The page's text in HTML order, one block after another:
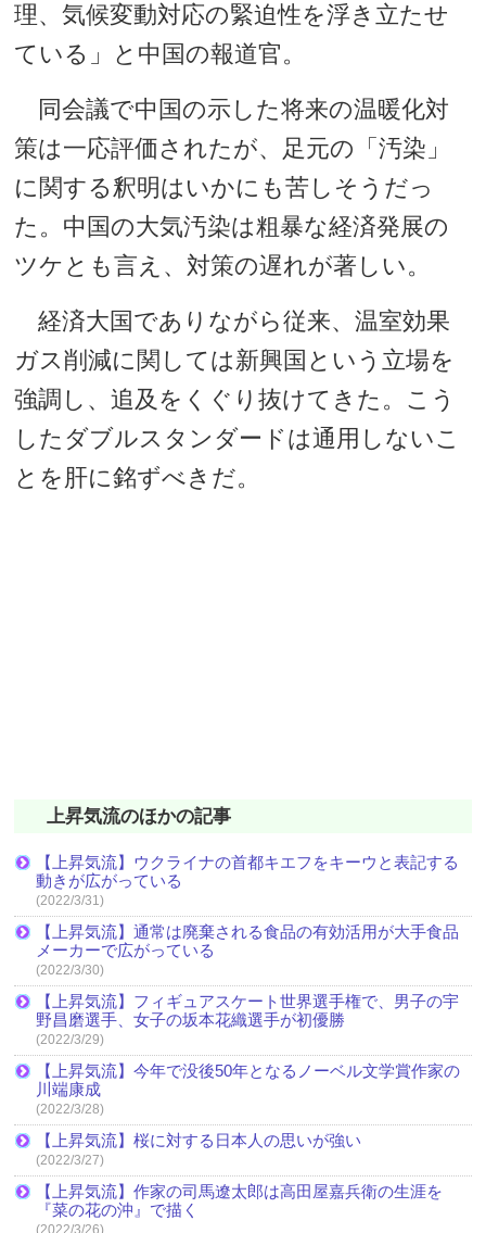
理、気候変動対応の緊迫性を浮き立たせ
ている」と中国の報道官。
同会議で中国の示した将来の温暖化対
策は一応評価されたが、足元の「汚染」
に関する釈明はいかにも苦しそうだっ
た。中国の大気汚染は粗暴な経済発展の
ツケとも言え、対策の遅れが著しい。
経済大国でありながら従来、温室効果
ガス削減に関しては新興国という立場を
強調し、追及をくぐり抜けてきた。こう
したダブルスタンダードは通用しないこ
とを肝に銘ずべきだ。
上昇気流のほかの記事
【上昇気流】ウクライナの首都キエフをキーウと表記する
動きが広がっている
(2022/3/31)
【上昇気流】通常は廃棄される食品の有効活用が大手食品
メーカーで広がっている
(2022/3/30)
【上昇気流】フィギュアスケート世界選手権で、男子の宇
野昌磨選手、女子の坂本花織選手が初優勝
(2022/3/29)
【上昇気流】今年で没後50年となるノーベル文学賞作家の
川端康成
(2022/3/28)
【上昇気流】桜に対する日本人の思いが強い
(2022/3/27)
【上昇気流】作家の司馬遼太郎は高田屋嘉兵衛の生涯を
『菜の花の沖』で描く
(2022/3/26)